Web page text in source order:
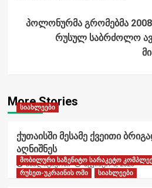
პოლონურმა გრომებმა
რუსულ საბრძოლო
More Stories
სიახლეები
ქუთაისში მესამე ქვეითი
აღნიშნეს
ანალიტიკოსი აგვისტო 6, 2026
მობილური საზენიტო სარაკეტო
რუსეთ-უკრაინის ომი
სიახლეები